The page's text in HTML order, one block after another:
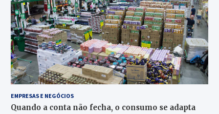
EMPRESAS E NEGÓCIOS
Quando a conta não fecha, o consumo se adapta